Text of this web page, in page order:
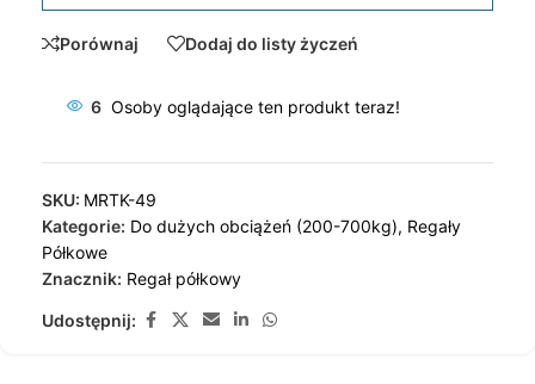
Porównaj Dodaj do listy życzeń
6 Osoby oglądające ten produkt teraz!
SKU: MRTK-49
Kategorie: Do dużych obciążeń (200-700kg), Regały
Półkowe
Znacznik: Regał półkowy
Udostępnij: